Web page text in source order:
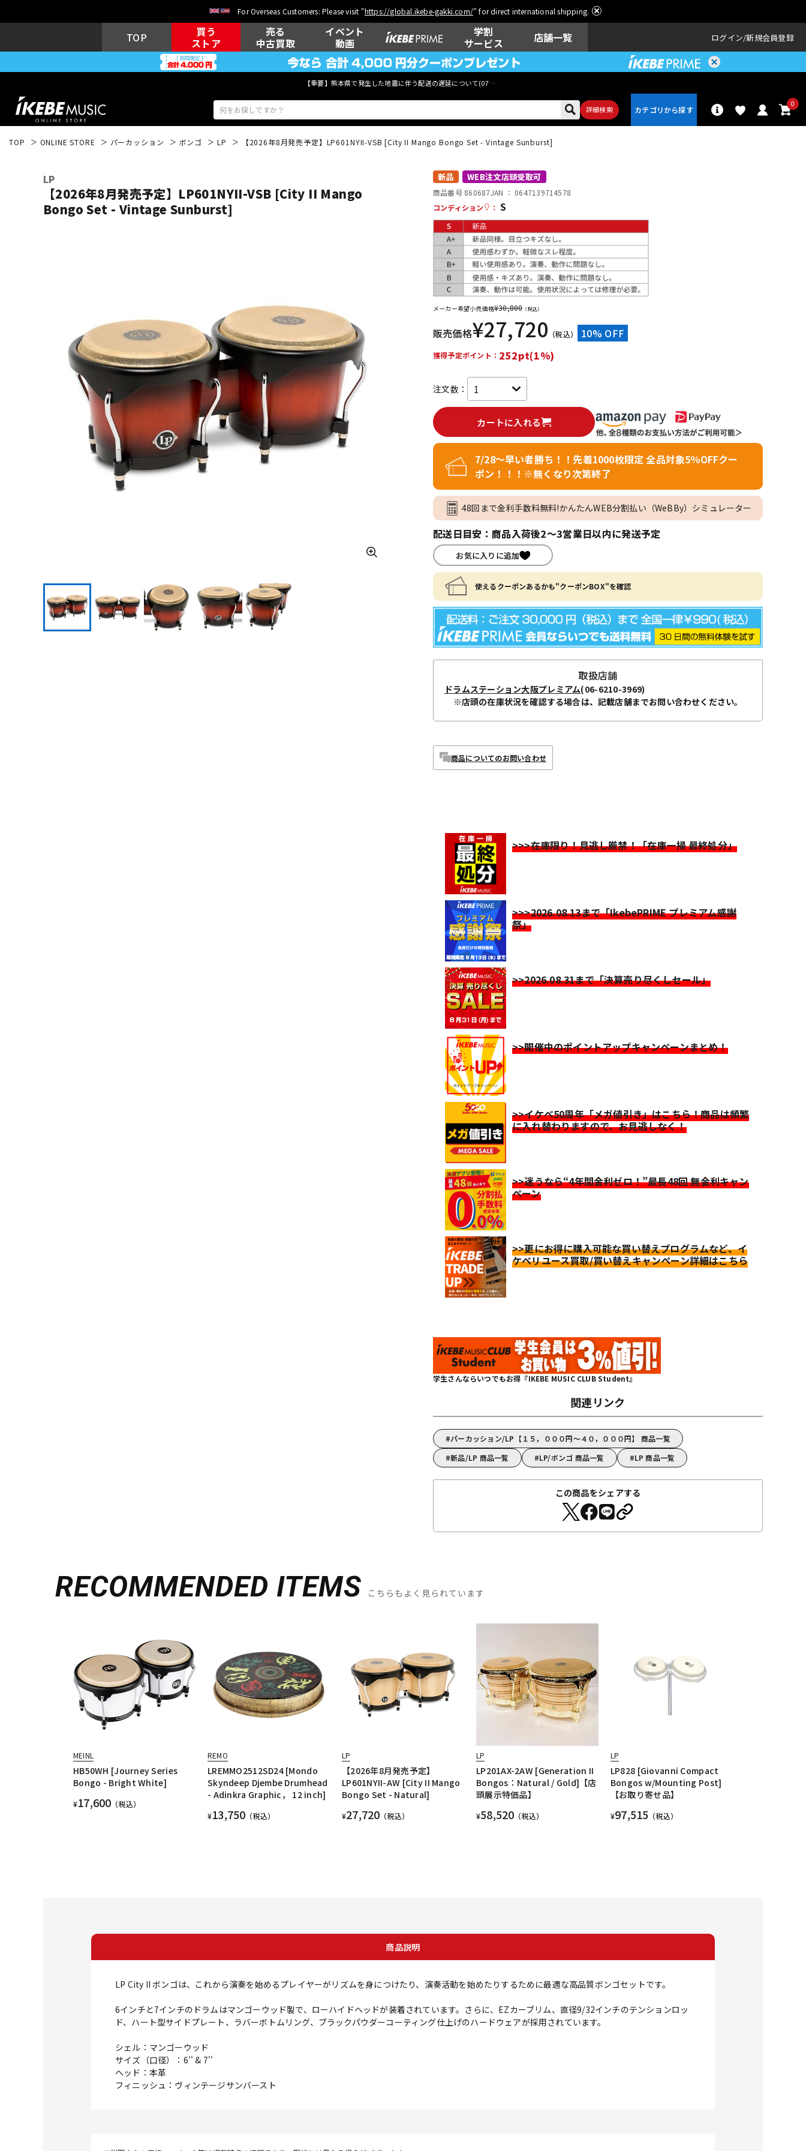
For Overseas Customers: Please visit "https://global.ikebe-gakki.com/" for direct international shipping.
TOP
買う
ストア
売る
中古買取
イベント
動画
学割
サービス
店舗一覧 ログイン 新規会員登録
【重要】熊本県で発生した地震に伴う配送の遅延について(07月29日
詳細検索
0
ウクレレ
その他楽器
レコーディン
グ機器
配信/ライブ
機器
中古 ヴィンテージ
TOP ONLINE STORE パーカッション ボンゴ LP 【2026年8月発売予定】LP601NYII-VSB [City II Mango Bongo Set - Vintage Sunburst]
LP
【2026年8月発売予定】LP601NYII-VSB [City II Mango
Bongo Set - Vintage Sunburst]
新品 WEB注文店頭受取可
商品番号 860687JAN ： 0647139714578
コンディション
： S
メーカー希望小売価格¥30,800 （税込）
販売価格¥27,720 （税込） 10% OFF
獲得予定ポイント： 252pt(1%)
注文数：
カートに入れる
7/28～早い者勝ち！！先着1000枚限定 全品対象5％OFFクー
ポン！！！※無くなり次第終了
48回まで金利手数料無料!かんたんWEB分割払い（WeBBy）シミュレーター
配送日目安：商品入荷後2～3営業日以内に発送予定
お気に入りに追加
使えるクーポンあるかも"クーポンBOX"を確認
取扱店舗
ドラムステーション大阪プレミアム(06-6210-3969)
※店頭の在庫状況を確認する場合は、記載店舗までお問い合わせください。
商品についてのお問い合わせ
>>>在庫限り！見逃し厳禁！「在庫一掃 最終処分」
>>>2026.08.13まで「IkebePRIME プレミアム感謝
祭」
>>2026.08.31まで「決算売り尽くしセール」
>>開催中のポイントアップキャンペーンまとめ！
>>イケベ50周年「メガ値引き」はこちら！商品は頻繁
に入れ替わりますので、お見逃しなく！
>>迷うなら“4年間金利ゼロ！”最長48回 無金利キャン
ペーン
>>更にお得に購入可能な買い替えプログラムなど、イ
ケベリユース買取/買い替えキャンペーン詳細はこちら
学生さんならいつでもお得『IKEBE MUSIC CLUB Student』
関連リンク
パーカッション/LP【１５，０００円～４０，０００円】 商品一覧
新品/LP 商品一覧
LP/ボンゴ 商品一覧 LP 商品一覧
この商品をシェアする
RECOMMENDED ITEMS こちらもよく見られています
MEINL
HB50WH [Journey Series
Bongo - Bright White]
¥17,600 （税込）
REMO
LREMMO2512SD24 [Mondo
Skyndeep Djembe Drumhead
- Adinkra Graphic， 12 inch]
¥13,750 （税込）
LP
【2026年8月発売予定】
LP601NYII-AW [City II Mango
Bongo Set - Natural]
¥27,720 （税込）
LP
LP201AX-2AW [Generation II
Bongos：Natural / Gold]【店
頭展示特価品】
¥58,520 （税込）
LP
LP828 [Giovanni Compact
Bongos w/Mounting Post]
【お取り寄せ品】
¥97,515 （税込）
商品説明
LP City II ボンゴは、これから演奏を始めるプレイヤーがリズムを身につけたり、演奏活動を始めたりするために最適な高品質ボンゴセットです。
6インチと7インチのドラムはマンゴーウッド製で、ローハイドヘッドが装着されています。さらに、EZカーブリム、直径9/32インチのテンションロッ
ド、ハート型サイドプレート、ラバーボトムリング、ブラックパウダーコーティング仕上げのハードウェアが採用されています。
シェル：マンゴーウッド
サイズ（口径）：6'' & 7''
ヘッド：本革
フィニッシュ：ヴィンテージサンバースト